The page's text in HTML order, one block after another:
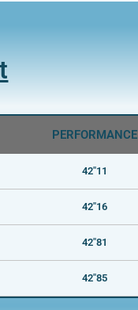
PERFORMANCE
42"11
42"16
42"81
42"85